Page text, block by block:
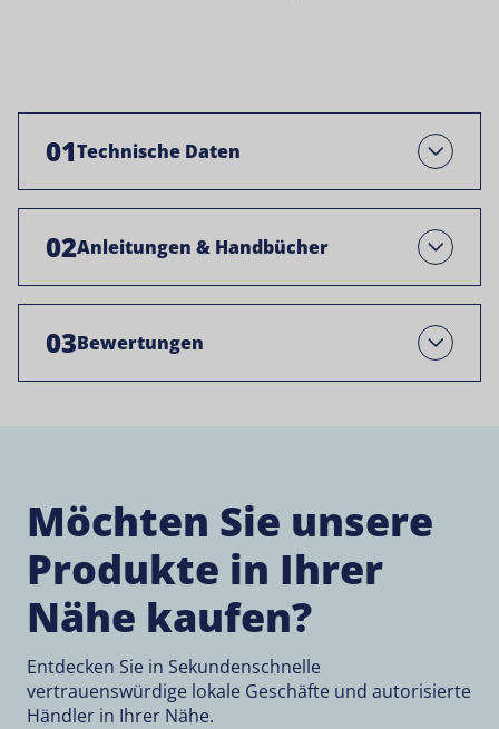
01Technische Daten Öffnen Sie
02Anleitungen & Handbücher Open
03Bewertungen Open
Möchten Sie unsere
Produkte in Ihrer
Nähe kaufen?
Entdecken Sie in Sekundenschnelle
vertrauenswürdige lokale Geschäfte und autorisierte
Händler in Ihrer Nähe.